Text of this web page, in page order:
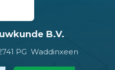
B.V.
PG Waddinxeen